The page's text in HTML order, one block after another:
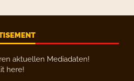
aktuellen Mediadaten!
here!